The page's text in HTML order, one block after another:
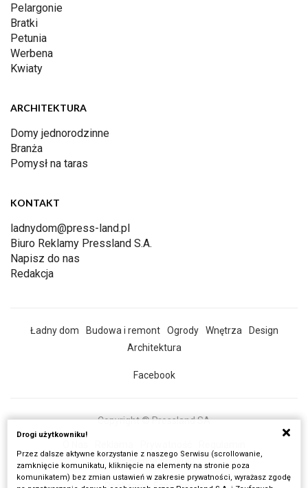
Pelargonie
Bratki
Petunia
Werbena
Kwiaty
ARCHITEKTURA
Domy jednorodzinne
Branża
Pomysł na taras
KONTAKT
ladnydom@press-land.pl
Biuro Reklamy Pressland S.A.
Napisz do nas
Redakcja
Ładny dom Budowa i remont Ogrody Wnętrza
Design
Architektura
Facebook
Copyright © Pressland SA
Wszystkie artykuły
Realizacja: Fancybox.pl
Drogi użytkowniku!
Przez dalsze aktywne korzystanie z naszego Serwisu (scrollowanie,
zamknięcie komunikatu, kliknięcie na elementy na stronie poza
komunikatem) bez zmian ustawień w zakresie prywatności, wyrażasz zgodę